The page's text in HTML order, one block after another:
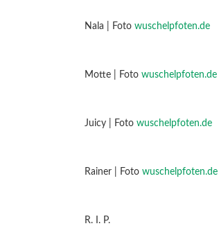
Nala | Foto wuschelpfoten.de
Motte | Foto wuschelpfoten.de
Juicy | Foto wuschelpfoten.de
Rainer | Foto wuschelpfoten.de
R. I. P.